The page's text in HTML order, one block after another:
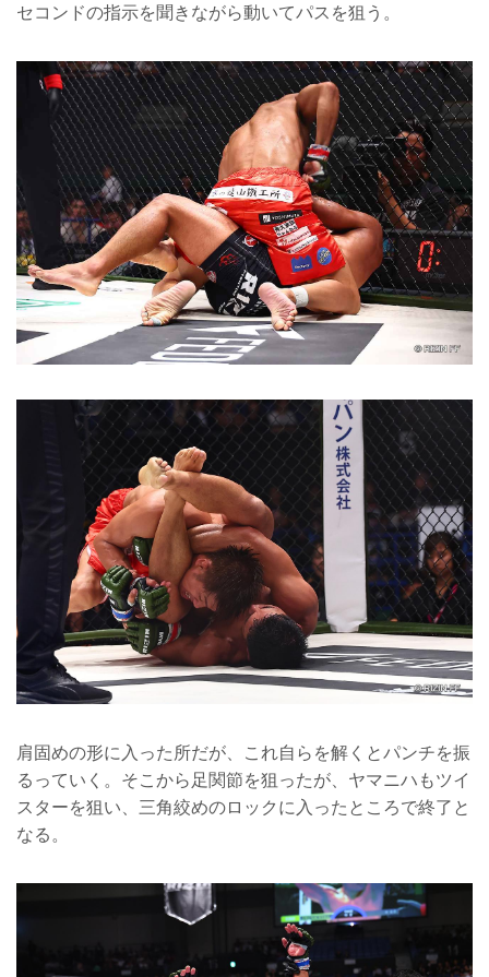
セコンドの指示を聞きながら動いてパスを狙う。
肩固めの形に入った所だが、これ自らを解くとパンチを振
るっていく。そこから足関節を狙ったが、ヤマニハもツイ
スターを狙い、三角絞めのロックに入ったところで終了と
なる。